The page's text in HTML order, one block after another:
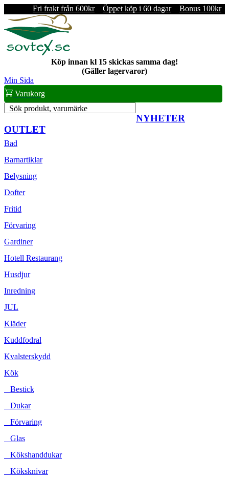
Fri frakt från 600kr Öppet köp i 60 dagar Bonus 100kr
Köp innan kl 15 skickas samma dag!
(Gäller lagervaror)
Min Sida
Varukorg
Sök produkt, varumärke
NYHETER
OUTLET
Bad
Barnartiklar
Belysning
Dofter
Fritid
Förvaring
Gardiner
Hotell Restaurang
Husdjur
Inredning
JUL
Kläder
Kuddfodral
Kvalsterskydd
Kök
Bestick
Dukar
Förvaring
Glas
Kökshanddukar
Köksknivar